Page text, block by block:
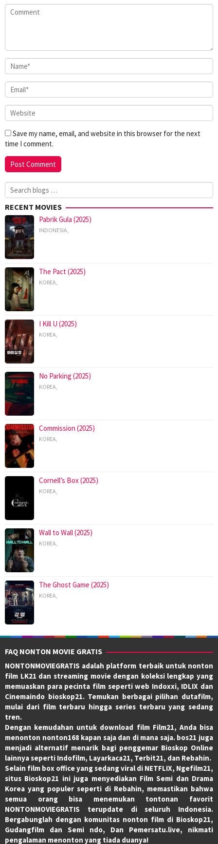
Save my name, email, and website in this browser for the next
time I comment.
Search
for:
RECENT MOVIES
Pabrik Gula (2025)
INDONESIA
The Pact (2025)
KOREA
I Kill U (2025)
KOREA
No Parking (2025)
KOREA
Commission (2025)
KOREA
Cornell’s Box (2025)
KOREA
Wall to Wall (2025)
KOREA
The Ghost Game (2025)
KOREA
FAQ NONTON MOVIE GRATIS
NONTONMOVIEGRATIS adalah platform terbaik untuk nonton
film LK21 dan streaming movie dengan koleksi lengkap yang
memuaskan para pecinta film seperti web Indoxxi, IDLIX dan
Cinemaindo bioskop21. Temukan berbagai pilihan dutafilm,
mulai dari film terbaru hingga series terbaru yang sedang
tren.
Dengan kemudahan untuk download film Film21, Anda bisa
menonton nonton168 kapan saja dan di mana saja. bos21 juga
menjadi alternatif menarik bagi penggemar Bioskop Online
lainnya seperti Indofilm, Layarkaca21, Terbit21, dan Rebahin.
Selain film box office yang sedang viral di NETFLIX, Ngefilm21,
situs Bioskop21 ini juga menyediakan Film Semi dan Drama
Korea yang populer seperti di Rebahin, memastikan bahwa
semua orang bisa menemukan tontonan favorit
NONTONMOVIEGRATIS terupdate di seluruh Indonesia.
Bergabunglah dengan komunitas nonton film di Bioskop21,
Gudangfilm dan Semi ndo, Dan Pemersatu.live, nikmati
pengalaman menonton yang tiada duanya!